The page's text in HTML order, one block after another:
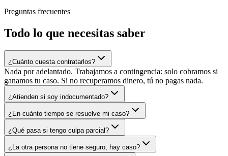
Preguntas frecuentes
Todo lo que necesitas saber
¿Cuánto cuesta contratarlos?
Nada por adelantado. Trabajamos a contingencia: solo cobramos si
ganamos tu caso. Si no recuperamos dinero, tú no pagas nada.
¿Atienden si soy indocumentado?
¿En cuánto tiempo se resuelve mi caso?
¿Qué pasa si tengo culpa parcial?
¿La otra persona no tiene seguro, hay caso?